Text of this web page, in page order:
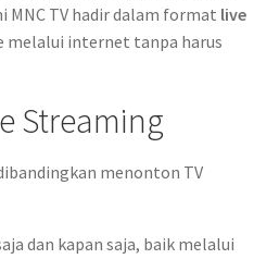
MNC TV hadir dalam format live
melalui internet tanpa harus
Streaming
menonton TV
dan kapan saja, baik melalui